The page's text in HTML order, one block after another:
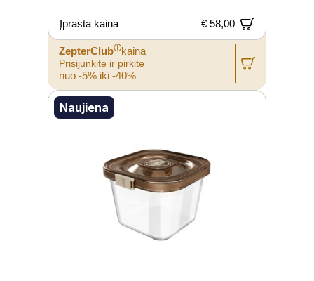
Įprasta kaina € 58,00
ZepterClubⓘkaina
Prisijunkite ir pirkite
nuo -5% iki -40%
Naujiena